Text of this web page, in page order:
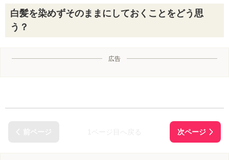
白髪を染めずそのままにしておくことをどう思
う？
広告